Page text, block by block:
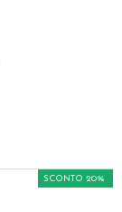
SCONTO 20%